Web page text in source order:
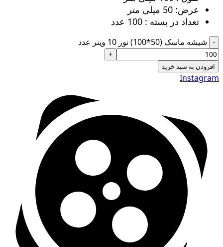
عرض: 50 میلی متر
تعداد در بسته : 100 عدد
شیشه ماسک (50*100) نور 10 وینر عدد
افزودن به سبد خرید
Instagram